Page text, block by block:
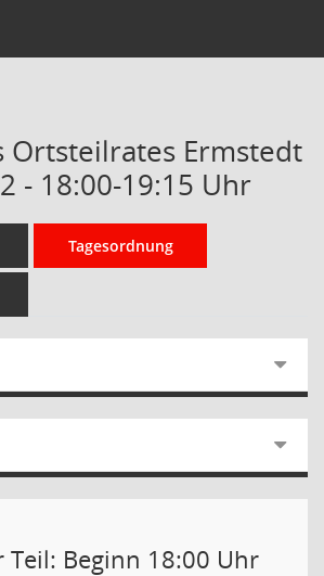
Ortsteilrates Ermstedt
- 18:00-19:15 Uhr
Tagesordnung
Beginn 18:00 Uhr